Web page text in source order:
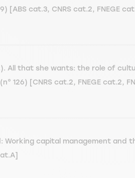
cat.3, CNRS cat.2, FNEGE
All that she wants: the role
126) [CNRS cat.2, FNEGE cat.2,
Working capital management